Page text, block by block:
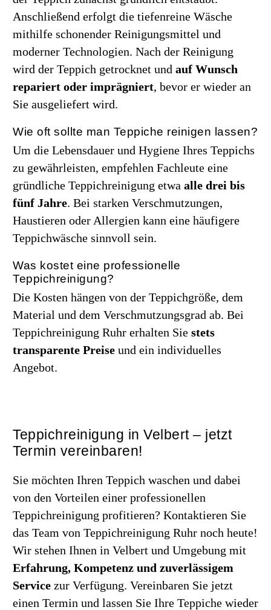
Anschließend erfolgt die tiefenreine Wäsche
mithilfe schonender Reinigungsmittel und
moderner Technologien. Nach der Reinigung
wird der Teppich getrocknet und auf Wunsch
repariert oder imprägniert, bevor er wieder an
Sie ausgeliefert wird.
Wie oft sollte man Teppiche reinigen lassen?
Um die Lebensdauer und Hygiene Ihres Teppichs
zu gewährleisten, empfehlen Fachleute eine
gründliche Teppichreinigung etwa alle drei bis
fünf Jahre. Bei starken Verschmutzungen,
Haustieren oder Allergien kann eine häufigere
Teppichwäsche sinnvoll sein.
Was kostet eine professionelle
Teppichreinigung?
Die Kosten hängen von der Teppichgröße, dem
Material und dem Verschmutzungsgrad ab. Bei
Teppichreinigung Ruhr erhalten Sie stets
transparente Preise und ein individuelles
Angebot.
Teppichreinigung in Velbert – jetzt
Termin vereinbaren!
Sie möchten Ihren Teppich waschen und dabei
von den Vorteilen einer professionellen
Teppichreinigung profitieren? Kontaktieren Sie
das Team von Teppichreinigung Ruhr noch heute!
Wir stehen Ihnen in Velbert und Umgebung mit
Erfahrung, Kompetenz und zuverlässigem
Service zur Verfügung. Vereinbaren Sie jetzt
einen Termin und lassen Sie Ihre Teppiche wieder